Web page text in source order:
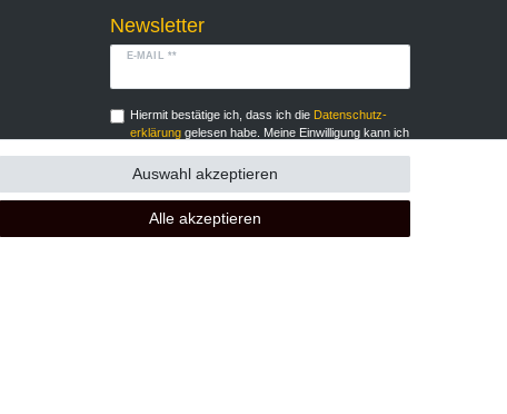
Newsletter
E-MAIL **
Hiermit bestätige ich, dass ich die Daten­schutz­
erklärunggelesen habe. Meine Einwilligung kann ich
Abonnieren
** Hierbei handelt es sich um ein Pflichtfeld.
Alle akzeptieren
Auswahl akzeptieren